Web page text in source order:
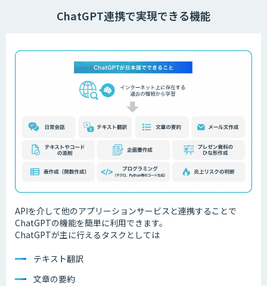
ChatGPT連携で実現できる機能
APIを介して他のアプリーションサービスと連携することで
ChatGPTの機能を簡単に利用できます。
ChatGPTが主に行えるタスクとしては
テキスト翻訳
文章の要約